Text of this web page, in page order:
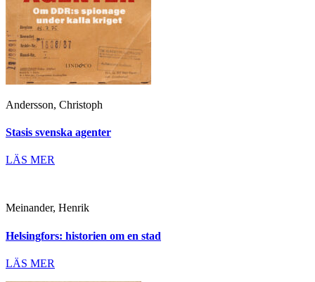
Andersson, Christoph
Stasis svenska agenter
LÄS MER
Meinander, Henrik
Helsingfors: historien om en stad
LÄS MER